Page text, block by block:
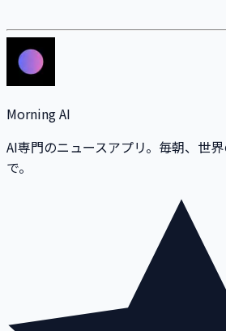
Morning AI
AI専門のニュースアプリ。毎朝、世
で。